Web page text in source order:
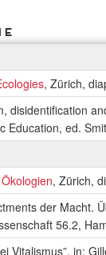
, Zürich,
disidentification
Education, ed.
, Zürich,
der Macht.
56.2,
Vitalismus”, in: